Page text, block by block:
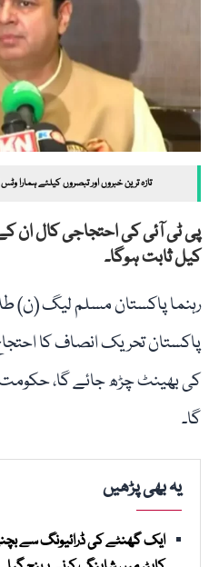
تازہ ترین خبروں اور تبصروں کیلئے ہمارا
پی ٹی آئی کی احتجاجی کال ان
کیل ثابت ہوگا۔
رہنما پاکستان مسلم لیگ (ن)
پاکستان تحریک انصاف کا
کی بھینٹ چڑھ جائے گا،
گا۔
یہ بھی پڑھیں